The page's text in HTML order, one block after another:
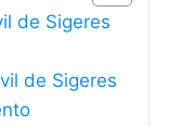
de Sigeres
de Sigeres